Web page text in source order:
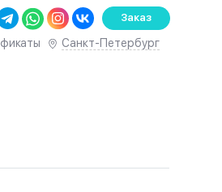
Заказ
Санкт-Петербург